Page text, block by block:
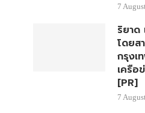
7
ริยาด
โดยส
กรุงเ
เครือ
[PR]
7